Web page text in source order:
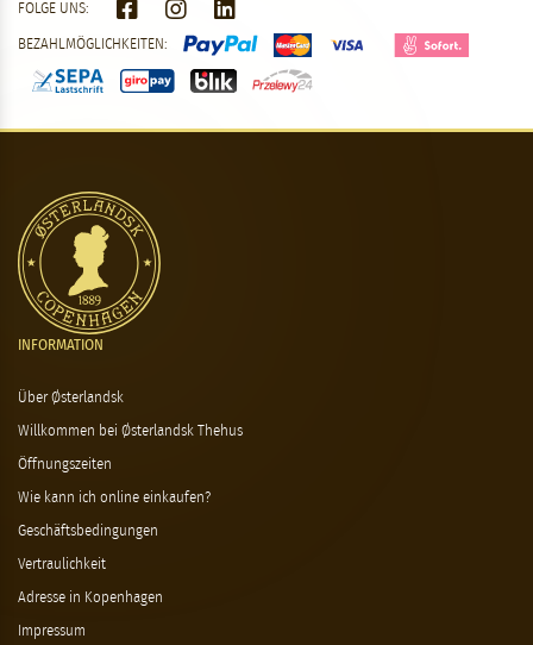
FOLGE UNS:
BEZAHLMÖGLICHKEITEN:
INFORMATION
Über Østerlandsk
Willkommen bei Østerlandsk Thehus
Öffnungszeiten
Wie kann ich online einkaufen?
Geschäftsbedingungen
Vertraulichkeit
Adresse in Kopenhagen
Impressum